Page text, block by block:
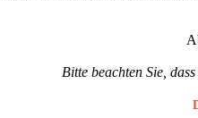
Bitte beachten Sie,